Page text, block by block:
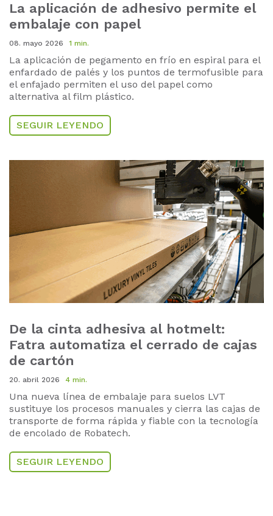
La aplicación de adhesivo permite el
embalaje con papel
08. mayo 2026 1 min.
La aplicación de pegamento en frío en espiral para el
enfardado de palés y los puntos de termofusible para
el enfajado permiten el uso del papel como
alternativa al film plástico.
SEGUIR LEYENDO
De la cinta adhesiva al hotmelt:
Fatra automatiza el cerrado de cajas
de cartón
20. abril 2026 4 min.
Una nueva línea de embalaje para suelos LVT
sustituye los procesos manuales y cierra las cajas de
transporte de forma rápida y fiable con la tecnología
de encolado de Robatech.
SEGUIR LEYENDO